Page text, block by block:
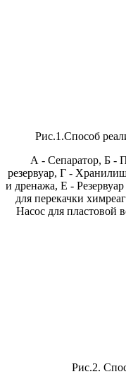
Рис.1.Способ
А - Сепаратор, Б -
резервуар, Г -
и дренажа, Е -
для перекачки
Насос для пластовой
Рис.2.